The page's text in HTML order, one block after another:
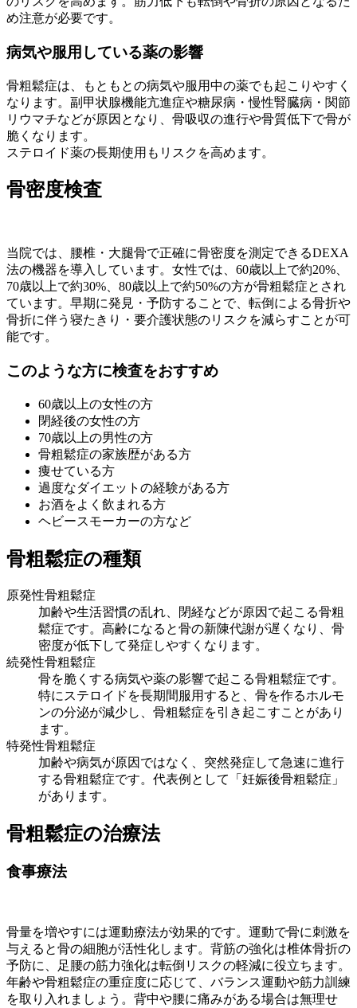
め注意が必要です。
病気や服用している薬の影響
骨粗鬆症は、もともとの病気や服用中の薬でも起こりやすく
なります。副甲状腺機能亢進症や糖尿病・慢性腎臓病・関節
リウマチなどが原因となり、骨吸収の進行や骨質低下で骨が
脆くなります。
ステロイド薬の長期使用もリスクを高めます。
骨密度検査
当院では、腰椎・大腿骨で正確に骨密度を測定できるDEXA
法の機器を導入しています。女性では、60歳以上で約20%、
70歳以上で約30%、80歳以上で約50%の方が骨粗鬆症とされ
ています。早期に発見・予防することで、転倒による骨折や
骨折に伴う寝たきり・要介護状態のリスクを減らすことが可
能です。
このような方に検査をおすすめ
60歳以上の女性の方
閉経後の女性の方
70歳以上の男性の方
骨粗鬆症の家族歴がある方
痩せている方
過度なダイエットの経験がある方
お酒をよく飲まれる方
ヘビースモーカーの方など
骨粗鬆症の種類
原発性骨粗鬆症
加齢や生活習慣の乱れ、閉経などが原因で起こる骨粗
鬆症です。高齢になると骨の新陳代謝が遅くなり、骨
密度が低下して発症しやすくなります。
続発性骨粗鬆症
骨を脆くする病気や薬の影響で起こる骨粗鬆症です。
特にステロイドを長期間服用すると、骨を作るホルモ
ンの分泌が減少し、骨粗鬆症を引き起こすことがあり
ます。
特発性骨粗鬆症
加齢や病気が原因ではなく、突然発症して急速に進行
する骨粗鬆症です。代表例として「妊娠後骨粗鬆症」
があります。
骨粗鬆症の治療法
食事療法
骨量を増やすには運動療法が効果的です。運動で骨に刺激を
与えると骨の細胞が活性化します。背筋の強化は椎体骨折の
予防に、足腰の筋力強化は転倒リスクの軽減に役立ちます。
年齢や骨粗鬆症の重症度に応じて、バランス運動や筋力訓練
を取り入れましょう。背中や腰に痛みがある場合は無理せ